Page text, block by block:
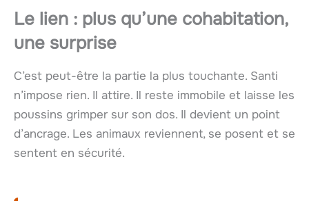
Le lien : plus qu’une cohabitation,
une surprise
C’est peut-être la partie la plus touchante. Santi
n’impose rien. Il attire. Il reste immobile et laisse les
poussins grimper sur son dos. Il devient un point
d’ancrage. Les animaux reviennent, se posent et se
sentent en sécurité.